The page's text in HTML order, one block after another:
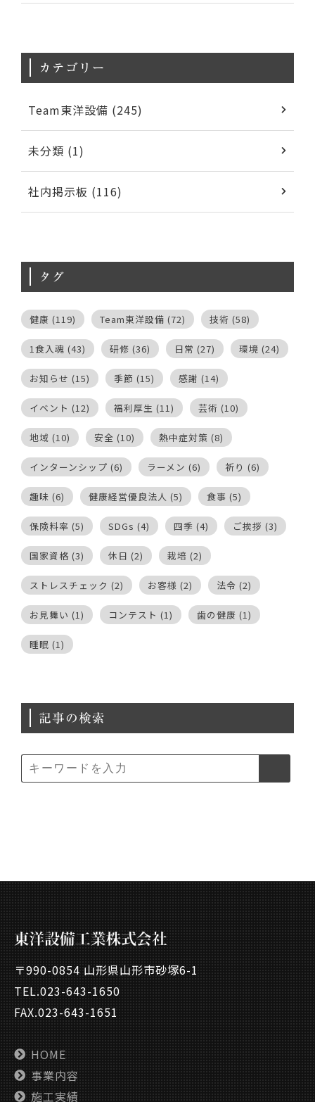
カテゴリー
Team東洋設備 (245)
未分類 (1)
社内掲示板 (116)
タグ
健康 (119) Team東洋設備 (72) 技術 (58)
1食入魂 (43) 研修 (36) 日常 (27) 環境 (24)
お知らせ (15) 季節 (15) 感謝 (14)
イベント (12) 福利厚生 (11) 芸術 (10)
地域 (10) 安全 (10) 熱中症対策 (8)
インターンシップ (6) ラーメン (6) 祈り (6)
趣味 (6) 健康経営優良法人 (5) 食事 (5)
保険料率 (5) SDGs (4) 四季 (4) ご挨拶 (3)
国家資格 (3) 休日 (2) 栽培 (2)
ストレスチェック (2) お客様 (2) 法令 (2)
お見舞い (1) コンテスト (1) 歯の健康 (1)
睡眠 (1)
記事の検索
〒990-0854 山形県山形市砂塚6-1
TEL.023-643-1650
FAX.023-643-1651
HOME
事業内容
施工実績